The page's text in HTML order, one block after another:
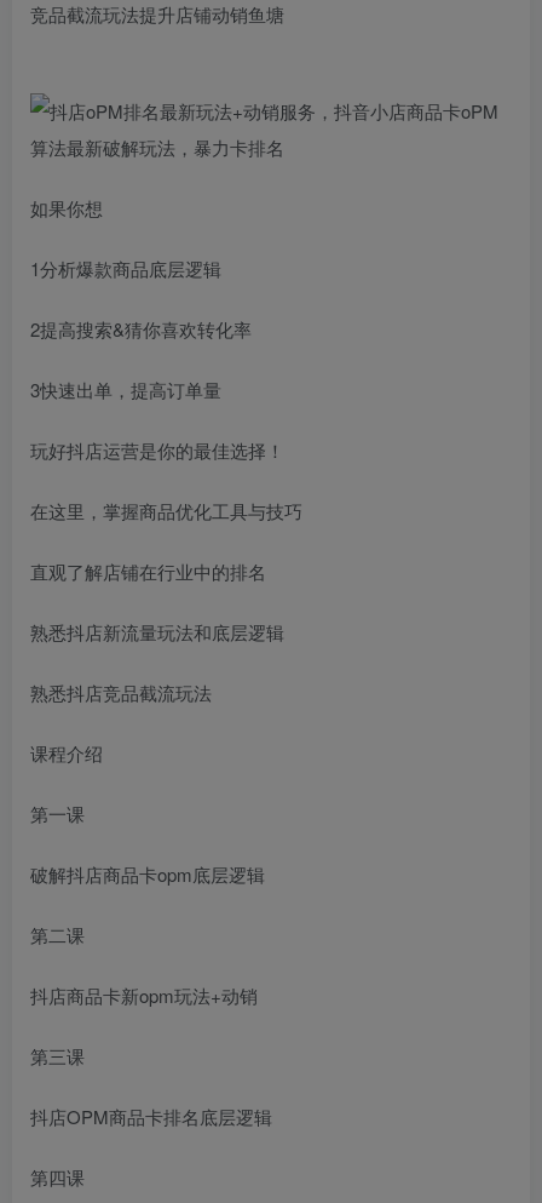
竞品截流玩法提升店铺动销鱼塘
如果你想
1分析爆款商品底层逻辑
2提高搜索&猜你喜欢转化率
3快速出单，提高订单量
玩好抖店运营是你的最佳选择！
在这里，掌握商品优化工具与技巧
直观了解店铺在行业中的排名
熟悉抖店新流量玩法和底层逻辑
熟悉抖店竞品截流玩法
课程介绍
第一课
破解抖店商品卡opm底层逻辑
第二课
抖店商品卡新opm玩法+动销
第三课
抖店OPM商品卡排名底层逻辑
第四课